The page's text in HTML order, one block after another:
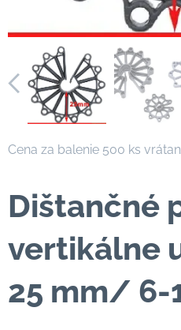
Cena za balenie 500 ks
Dištančné
vertikálne
25 mm/ 6-